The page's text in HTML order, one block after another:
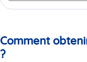
Comment
?